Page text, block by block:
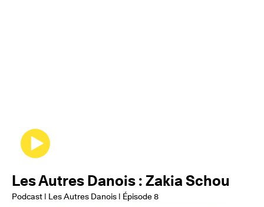
Les Autres Danois : Zakia Schou
Podcast | Les Autres Danois | Épisode 8